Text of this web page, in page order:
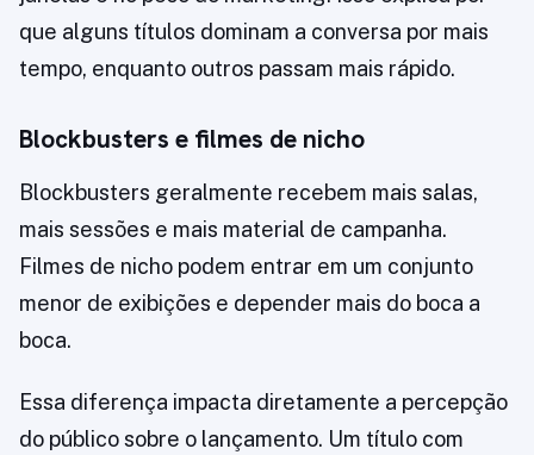
que alguns títulos dominam a conversa por mais
tempo, enquanto outros passam mais rápido.
Blockbusters e filmes de nicho
Blockbusters geralmente recebem mais salas,
mais sessões e mais material de campanha.
Filmes de nicho podem entrar em um conjunto
menor de exibições e depender mais do boca a
boca.
Essa diferença impacta diretamente a percepção
do público sobre o lançamento. Um título com